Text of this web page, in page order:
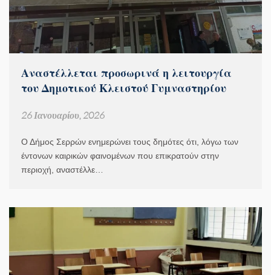
Αναστέλλεται προσωρινά η λειτουργία
του Δημοτικού Κλειστού Γυμναστηρίου
26 Ιανουαρίου, 2026
Ο Δήμος Σερρών ενημερώνει τους δημότες ότι, λόγω των
έντονων καιρικών φαινομένων που επικρατούν στην
περιοχή, αναστέλλε…